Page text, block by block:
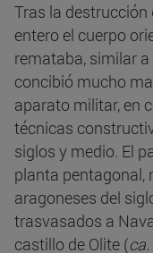
Tras la destrucción
entero el cuerpo
remataba, similar
concibió mucho
aparato militar, en
técnicas
siglos y medio. El
planta pentagonal,
aragoneses del
trasvasados a
castillo de Olite (ca.